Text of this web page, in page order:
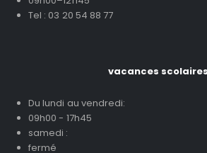
Tel : 03 20 54 88 77
vacances scolaires
Du lundi au vendredi:
09h00 - 17h45
samedi :
fermé